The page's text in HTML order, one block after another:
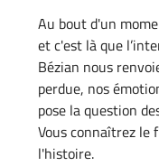
Au bout d'un
et c'est là que
Bézian nous
perdue, nos
pose la question
Vous connaîtrez le
l'histoire.